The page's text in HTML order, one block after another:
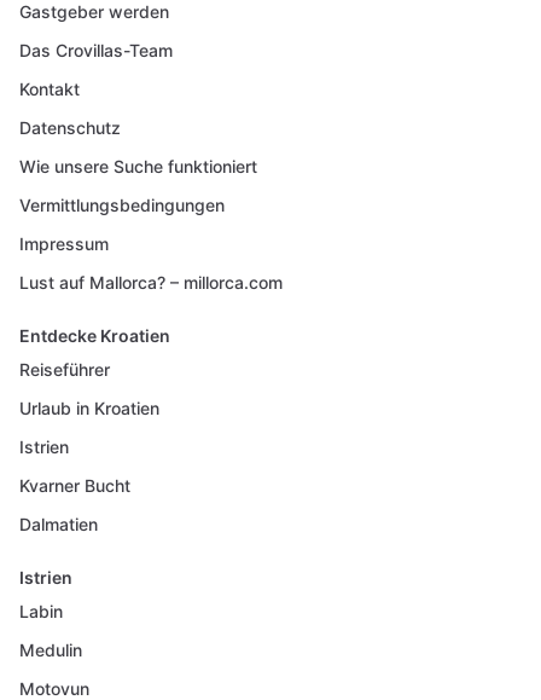
Gastgeber werden
Das Crovillas-Team
Kontakt
Datenschutz
Wie unsere Suche funktioniert
Vermittlungsbedingungen
Impressum
Lust auf Mallorca? – millorca.com
Entdecke Kroatien
Reiseführer
Urlaub in Kroatien
Istrien
Kvarner Bucht
Dalmatien
Istrien
Labin
Medulin
Motovun